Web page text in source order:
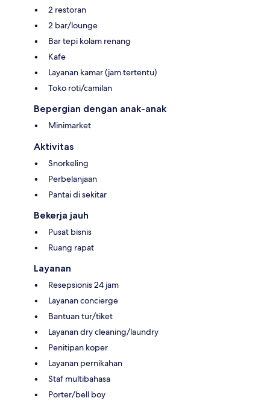
2 restoran
2 bar/lounge
Bar tepi kolam renang
Kafe
Layanan kamar (jam tertentu)
Toko roti/camilan
Bepergian dengan anak-anak
Minimarket
Aktivitas
Snorkeling
Perbelanjaan
Pantai di sekitar
Bekerja jauh
Pusat bisnis
Ruang rapat
Layanan
Resepsionis 24 jam
Layanan concierge
Bantuan tur/tiket
Layanan dry cleaning/laundry
Penitipan koper
Layanan pernikahan
Staf multibahasa
Porter/bell boy